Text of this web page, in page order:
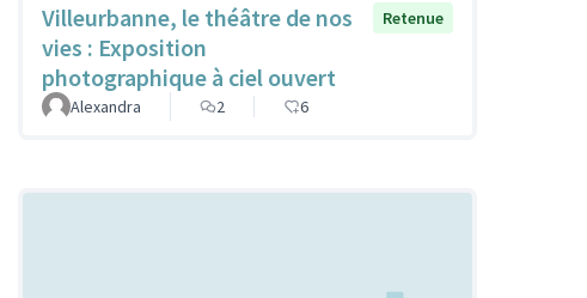
Villeurbanne, le théâtre de nos
vies : Exposition
photographique à ciel ouvert
Retenue
Alexandra 2 6